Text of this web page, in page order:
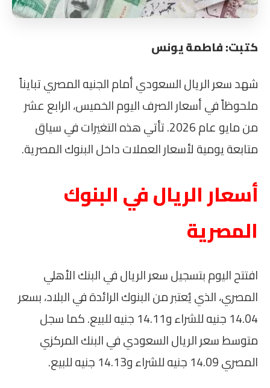
كتبت: فاطمة يونس
شهد سعر الريال السعودي أمام الجنيه المصري تبايناً
ملحوظاً في أسعار الصرف اليوم الخميس، الرابع عشر
من مايو عام 2026. تأتي هذه التغيرات في سياق
متابعة يومية لأسعار العملات داخل البنوك المصرية.
أسعار الريال في البنوك
المصرية
افتتح اليوم بتسجيل سعر الريال في البنك الأهلي
المصري، الذي يُعتبر من البنوك الرائدة في البلاد، بسعر
14.04 جنيه للشراء و14.11 جنيه للبيع. كما سجل
متوسط سعر الريال السعودي في البنك المركزي
المصري 14.09 جنيه للشراء و14.13 جنيه للبيع.